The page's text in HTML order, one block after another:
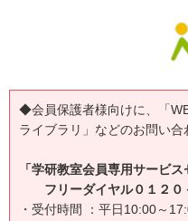
◆会員保護者様向けに、「
ライブラリ」などのお問い合
「学研教室会員専用サービス
フリーダイヤル０１２０
・受付時間 ：平日10:00～